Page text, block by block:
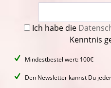
Ich habe die
Kenntnis
Mindestbestellwert: 100€
Den Newsletter kannst Du